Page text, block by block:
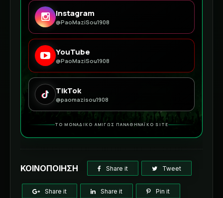
Instagram
@PaoMaziSou1908
YouTube
@PaoMaziSou1908
TikTok
@paomazisou1908
ΤΟ ΜΟΝΑΔΙΚΟ ΑΜΙΓΩΣ ΠΑΝΑΘΗΝΑΪΚΟ SITE
ΚΟΙΝΟΠΟΙΗΣΗ Share it Tweet
Share it Share it Pin it